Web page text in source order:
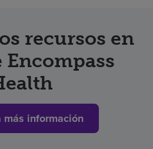
recursos en
Encompass
más información